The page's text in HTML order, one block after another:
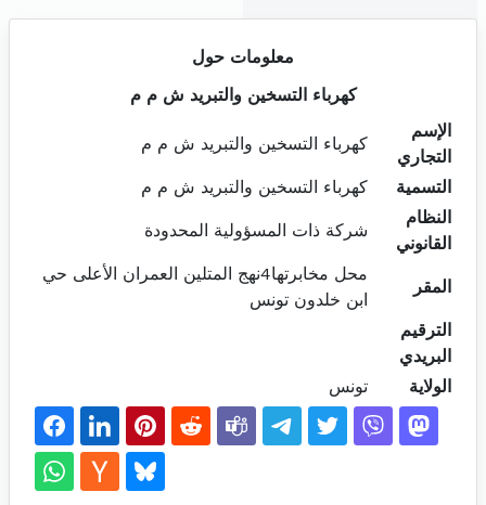
معلومات حول
كهرباء التسخين والتبريد ش م م
الإسم
التجاري
كهرباء التسخين والتبريد ش م م
التسمية
كهرباء التسخين والتبريد ش م م
النظام
القانوني
شركة ذات المسؤولية المحدودة
المقر
محل مخابرتها4نهج المتلين العمران الأعلى حي
ابن خلدون تونس
الترقيم
البريدي
الولاية
تونس